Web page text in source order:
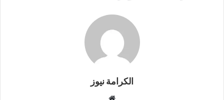
الكرامة نيوز